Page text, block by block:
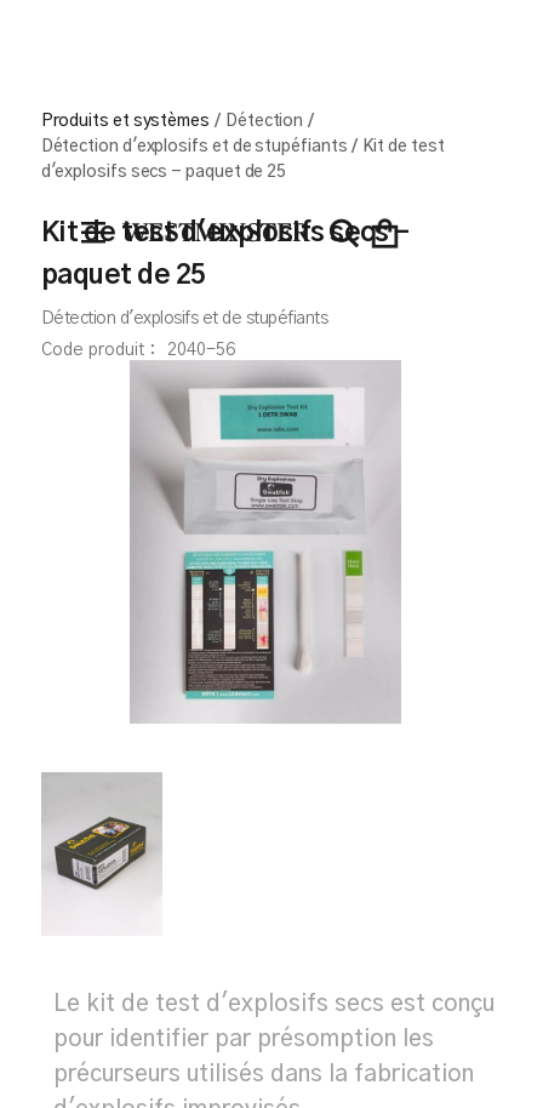
Produits et systèmes / Détection /
Détection d'explosifs et de stupéfiants / Kit de test
d'explosifs secs - paquet de 25
Kit de test d'explosifs secs -
paquet de 25
Détection d'explosifs et de stupéfiants
Code produit :
2040-56
Le kit de test d'explosifs secs est conçu
pour identifier par présomption les
précurseurs utilisés dans la fabrication